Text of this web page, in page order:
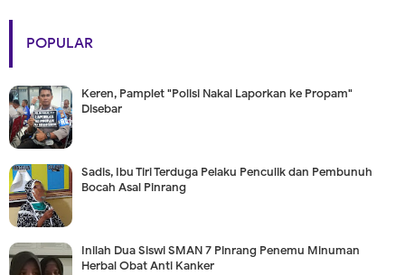
POPULAR
Keren, Pamplet "Polisi Nakal Laporkan ke Propam"
Disebar
Sadis, Ibu Tiri Terduga Pelaku Penculik dan Pembunuh
Bocah Asal Pinrang
Inilah Dua Siswi SMAN 7 Pinrang Penemu Minuman
Herbal Obat Anti Kanker